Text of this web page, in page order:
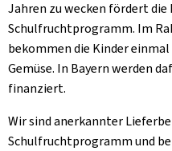
Jahren zu wecken fördert die
Schulfruchtprogramm. Im
bekommen die Kinder
Gemüse. In Bayern werden
finanziert.
Wir sind anerkannter
Schulfruchtprogramm und